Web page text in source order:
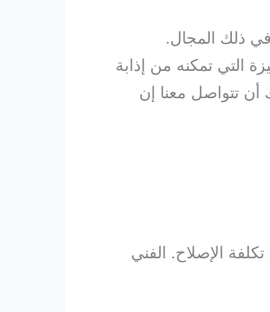
ذلك المجال.
التي تمكنه من إذابة
أن تتواصل معنا إن
الإصلاح. الفني